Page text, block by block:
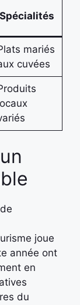
Spécialités
mariés
cuvées
joue
année ont
en
du